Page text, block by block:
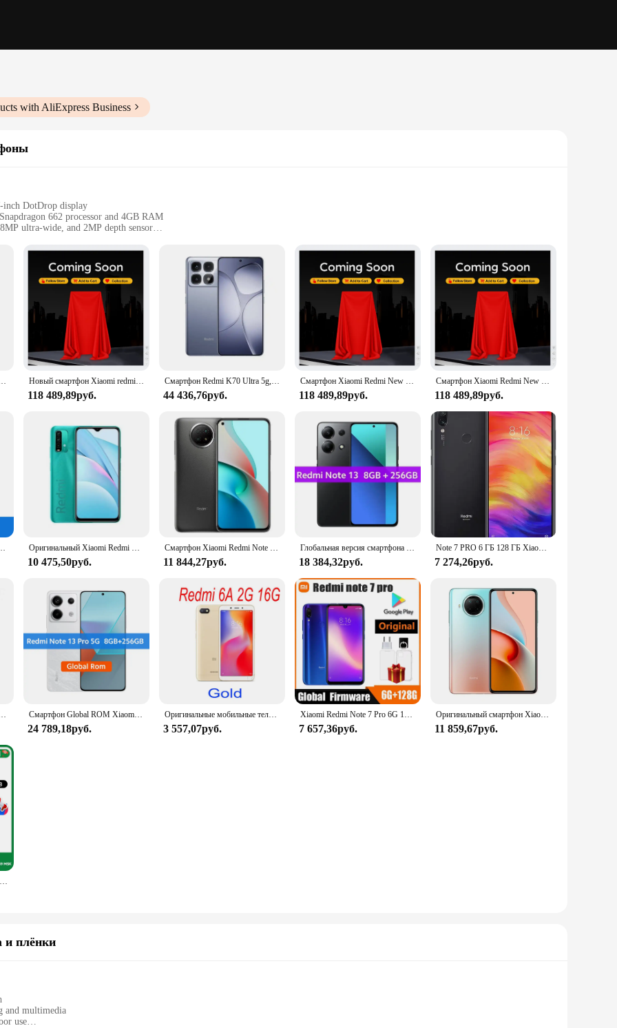
with AliExpress Business
inch DotDrop display
662 processor and 4GB RAM
ultra-wide, and 2MP depth sensor
support
performance and durability. The device is encased in a robust metal frame, ensuring it can withstand the rigors of daily use. The
a comfortable grip. The smartphone is powered by a Qualcomm Snapdragon 662 processor, which is paired with 4GB RAM,
landscapes or portraits, the camera system delivers sharp and vivid images. The front-facing camera is not left behind, with a 13MP
for your memories. The smartphone comes with a spacious 64GB internal storage, which can be expanded up to 512GB via a microSD
without worrying about running out of space. The long-lasting 6000mAh battery keeps you powered throughout the day, and with
Whether you're a student, a professional, or a casual user, the Xiaomi Redmi Note 9S is the perfect smartphone for all your needs.
аккумулятор 6000 мАч, восьмиядерный процессор Snapdragon 662, 48 МП, разблокированная камера Новый смартфон Xiaomi redmi отключается скоро
118 489,89руб.
Смартфон Redmi K70 Ultra 5g, размер процессора, экран 9300+, 6,67 дюйма, 120 Вт, 5500 мАч, HyperOS, Android, используемый телефон
44 436,76руб.
Смартфон Xiaomi Redmi New скоро прибывает
118 489,89руб.
Смартфон Xiaomi Redmi New скоро прибывает
118 489,89руб.
5000 мАч, камера 50 МП, оригинальный бывший в употреблении телефон Оригинальный Xiaomi Redmi Note 9/9T, 6 ГБ, 128 ГБ, глобальная прошивка, Аккумулятор 6000 мАч, Восьмиядерный процессор Snapdragon 662, камера 48 МП, разблокированный смартфон 4G
10 475,50руб.
Смартфон Xiaomi Redmi Note 9 с глобальной прошивкой, 18 Вт, проводная зарядка, две SIM-карты
11 844,27руб.
Глобальная версия смартфона Xiaomi Redmi Note 13, Snapdragon ® 685 108MP камера AMOLED-дисплей 120 Гц, зарядка 33 Вт, аккумулятор 5000 мАч
18 384,32руб.
Note 7 PRO 6 ГБ 128 ГБ Xiaomi Redmi оригинальный смартфон Snapdragon 660AIE Android мобильный телефон 48.0MP + 5,0MP задняя камера мобильный телефон
7 274,26руб.
для телефона Оригинальный Android-телефон Аккумулятор 4000 мАч Quad Cmaera Смартфон Global ROM Xiaomi Redmi Note 13 Pro Snapdragon 7S Gen 2, 6,67 дюйма, 1,5 тыс. Дисплей, 200 МП, OIS-камера, 67 Вт, зарядка, 5100 мАч
24 789,18руб.
Оригинальные мобильные телефоны Xiaomi Redmi 7, 4 ГБ, 64 ГБ, глобальная версия, мобильный телефон Google Play Android, отпечаток пальца, бесплатный подарок
3 557,07руб.
Xiaomi Redmi Note 7 Pro 6G 128G Глобальная версия Смартфон Android Бесплатный адаптер сообщений Глобальный телефон
7 657,36руб.
Оригинальный смартфон Xiaomi Redmi Note 9 Pro NFC 8 ГБ 256 ГБ 5G с двумя SIM-картами 6,67 дюйма 108 МП + 16 МП восьмиядерный мобильный телефон Android Global Rom
11 859,67руб.
Глобальная версия смартфона Xiaomi Redmi Note 12S MTK Helio G96 108MP камера 5000 мАч 90 Гц 6,43 дюйма AMOLED точечный дисплей 33 Вт быстрая зарядка
и плёнки
and multimedia
use